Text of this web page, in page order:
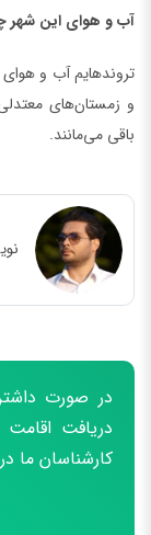
آب و هوای این شهر
تروندهایم آب و
و زمستان‌های
باقی می‌مانند.
در صورت
دریافت
کارشناسان ما